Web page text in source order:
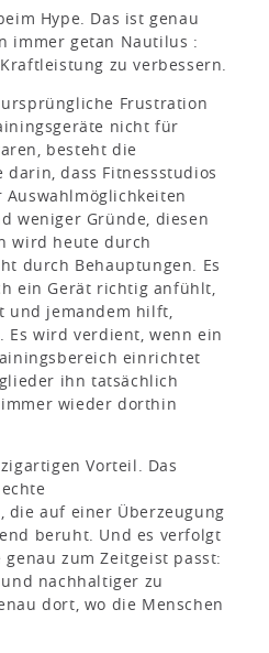
Hype. Das ist genau
immer getan Nautilus :
zu verbessern.
ursprüngliche Frustration
nicht für
besteht die
dass Fitnessstudios
weniger Gründe, diesen
wird heute durch
durch Behauptungen. Es
ein Gerät richtig anfühlt,
und jemandem hilft,
Es wird verdient, wenn ein
einrichtet
ihn tatsächlich
wieder dorthin
Vorteil. Das
die auf einer Überzeugung
beruht. Und es verfolgt
zum Zeitgeist passt:
nachhaltiger zu
dort, wo die Menschen